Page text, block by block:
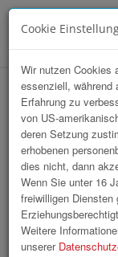
Cookie
Wir nutzen Cookies
essenziell, während
Erfahrung zu
von US-
deren Setzung
erhobenen
dies nicht, dann
Wenn Sie unter 16
freiwilligen
Weitere
unserer